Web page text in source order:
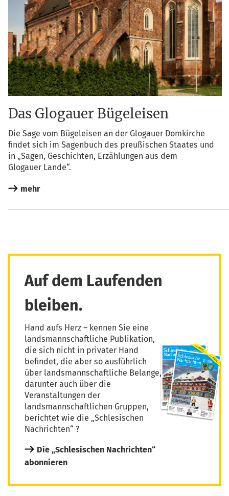
Das Glogauer Bügeleisen
Die Sage vom Bügel­eisen an der Glo­gau­er Dom­kir­che
fin­det sich im Sagen­buch des preu­ßi­schen Staa­tes und
in „Sagen, Geschich­ten, Erzäh­lun­gen aus dem
Glo­gau­er Lande“.
mehr
Auf dem Laufenden
bleiben.
Hand aufs Herz – kennen Sie eine
landsmannschaftliche Publikation,
die sich nicht in privater Hand
befindet, die aber so ausführlich
über landsmannschaftliche Belange,
darunter auch über die
Veranstaltungen der
landsmannschaftlichen Gruppen,
berichtet wie die „Schlesischen
Nachrichten“ ?
Die „Schlesischen Nachrichten“
abonnieren